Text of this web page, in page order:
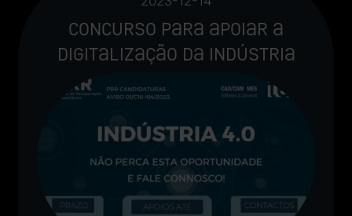
Concurso para apoiar a
digitalização da indústria